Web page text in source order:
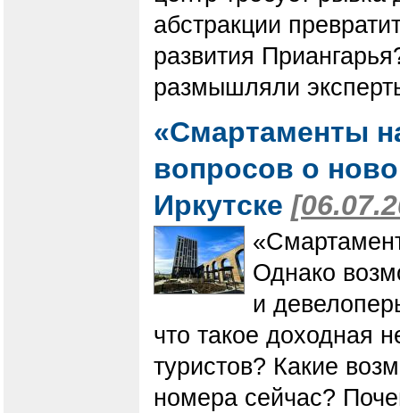
абстракции
развития
размышляли
«Смартаменты
вопросов о
Иркутске
Однако
и
что такое доходная
туристов? Какие
номера сейчас?